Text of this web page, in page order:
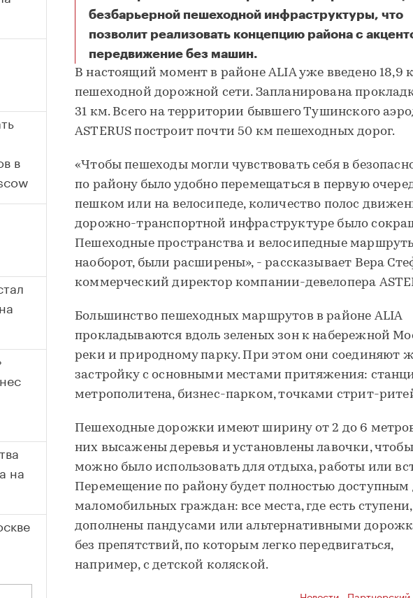
безбарьерной пешеходной инфраструктуры, что
позволит реализовать концепцию района с
передвижение без машин.
В настоящий момент в районе ALIA уже введено 18,9
пешеходной дорожной сети. Запланирована
31 км. Всего на территории бывшего Тушинского
ASTERUS построит почти 50 км пешеходных дорог.
«Чтобы пешеходы могли чувствовать себя в
по району было удобно перемещаться в первую
пешком или на велосипеде, количество полос
дорожно-транспортной инфраструктуре было
Пешеходные пространства и велосипедные
наоборот, были расширены», - рассказывает Вера
коммерческий директор компании-девелопера
Большинство пешеходных маршрутов в районе ALIA
прокладываются вдоль зеленых зон к набережной
реки и природному парку. При этом они соединяют
застройку с основными местами притяжения:
метрополитена, бизнес-парком, точками стрит-
Пешеходные дорожки имеют ширину от 2 до 6
них высажены деревья и установлены лавочки,
можно было использовать для отдыха, работы или
Перемещение по району будет полностью доступным
маломобильных граждан: все места, где есть ступени,
дополнены пандусами или альтернативными
без препятствий, по которым легко передвигаться,
например, с детской коляской.
в
на